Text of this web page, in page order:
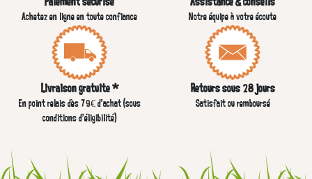
Achetez en ligne en toute confiance Notre équipe à votre écoute
Livraison gratuite *
En point relais dès 79€ d’achat (sous
conditions d'éligibilité)
Retours sous 28 jours
Satisfait ou remboursé